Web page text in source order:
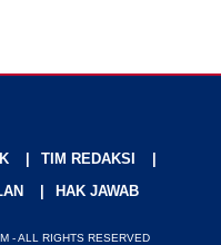
TIM REDAKSI
HAK JAWAB
- ALL RIGHTS RESERVED